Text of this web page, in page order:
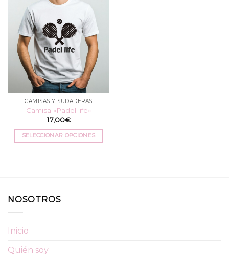
CAMISAS Y SUDADERAS
Camisa «Padel life»
17,00€
SELECCIONAR OPCIONES
Las
NOSOTROS
Inicio
Quién soy